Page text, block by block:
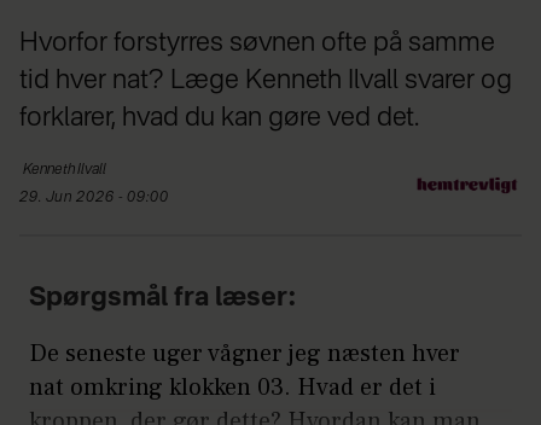
Hvorfor forstyrres søvnen ofte på samme
tid hver nat? Læge Kenneth Ilvall svarer og
forklarer, hvad du kan gøre ved det.
KennethIlvall
29. Jun 2026 - 09:00
Spørgsmål fra læser:
De seneste uger vågner jeg næsten hver
nat omkring klokken 03. Hvad er det i